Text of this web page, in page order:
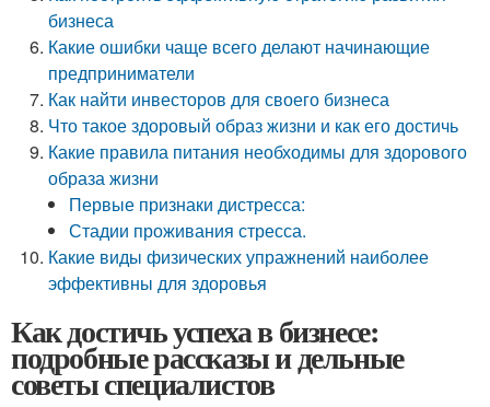
бизнеса
Какие ошибки чаще всего делают начинающие
предприниматели
Как найти инвесторов для своего бизнеса
Что такое здоровый образ жизни и как его достичь
Какие правила питания необходимы для здорового
образа жизни
Первые признаки дистресса:
Стадии проживания стресса.
Какие виды физических упражнений наиболее
эффективны для здоровья
Как достичь успеха в бизнесе:
подробные рассказы и дельные
советы специалистов